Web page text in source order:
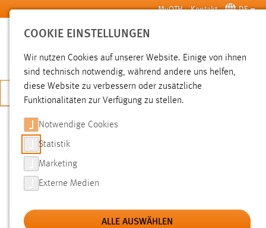
Zum Hauptinhalt springen MyOTH Kontakt DE
SUCHE
JETZT BEWERBEN
SUCHE
FILTER
Typ
COOKIE EINSTELLUNGEN
Wir nutzen Cookies auf unserer Website. Einige von ihnen
sind technisch notwendig, während andere uns helfen,
diese Website zu verbessern oder zusätzliche
Funktionalitäten zur Verfügung zu stellen.
Notwendige Cookies
Statistik
Marketing
Externe Medien
ALLE AUSWÄHLEN